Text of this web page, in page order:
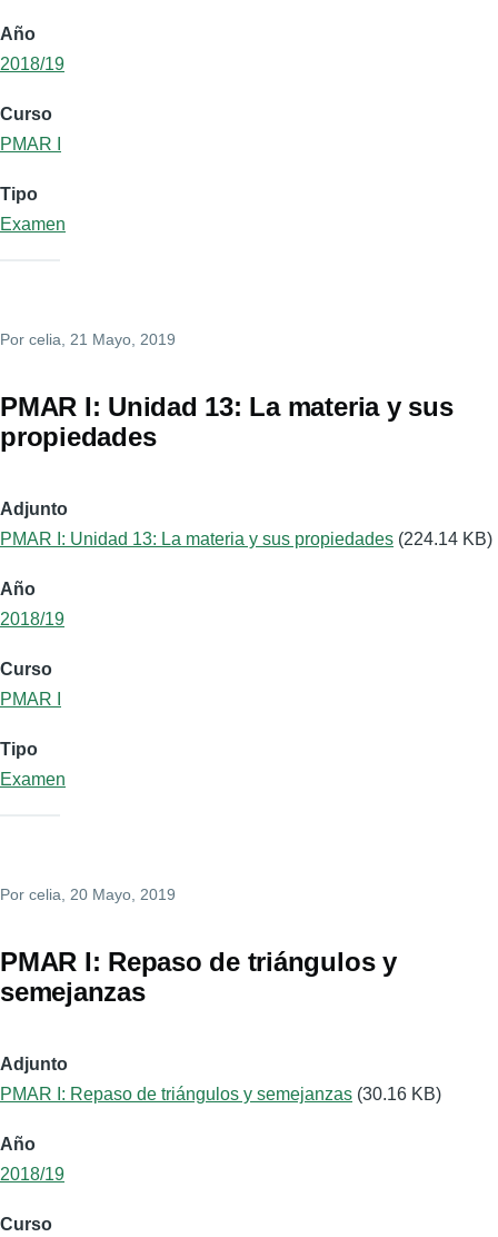
Año
2018/19
Curso
PMAR I
Tipo
Examen
Por celia, 21 Mayo, 2019
PMAR I: Unidad 13: La materia y sus
propiedades
Adjunto
PMAR I: Unidad 13: La materia y sus propiedades (224.14 KB)
Año
2018/19
Curso
PMAR I
Tipo
Examen
Por celia , 20 Mayo, 2019
PMAR I: Repaso de triángulos y
semejanzas
Adjunto
PMAR I: Repaso de triángulos y semejanzas (30.16 KB)
Año
2018/19
Curso